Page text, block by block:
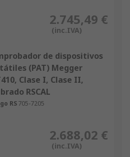
2.745,49 €
(inc.IVA)
de dispositivos
(PAT) Megger
Clase I, Clase II,
RSCAL
RS705-7205
2.688,02 €
(inc.IVA)